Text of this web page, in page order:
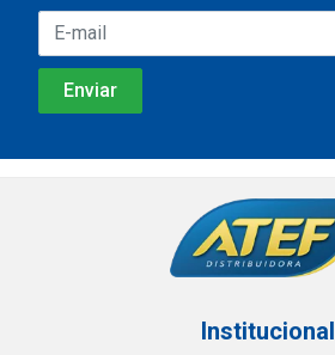
Institucional